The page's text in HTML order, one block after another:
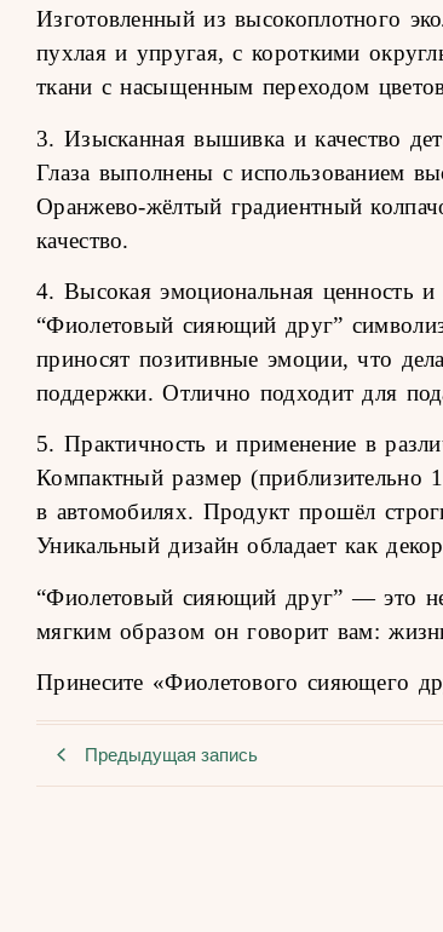
Изготовленный из высокоплотного
пухлая и упругая, с короткими
ткани с насыщенным переходом
3. Изысканная вышивка и качество
Глаза выполнены с использованием
Оранжево-жёлтый градиентный
качество.
4. Высокая эмоциональная ценность и
“Фиолетовый сияющий друг”
приносят позитивные эмоции, что
поддержки. Отлично подходит для
5. Практичность и применение в
Компактный размер (приблизительно
в автомобилях. Продукт прошёл
Уникальный дизайн обладает как
“Фиолетовый сияющий друг” — это
мягким образом он говорит вам:
Принесите «Фиолетового сияющего
Предыдущая запись